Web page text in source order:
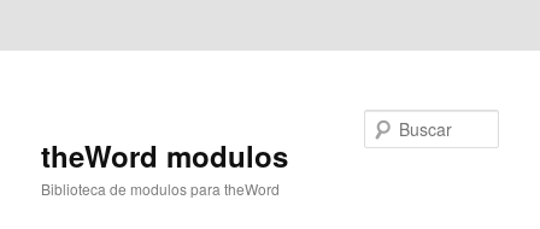
theWord modulos
Biblioteca de modulos para theWord